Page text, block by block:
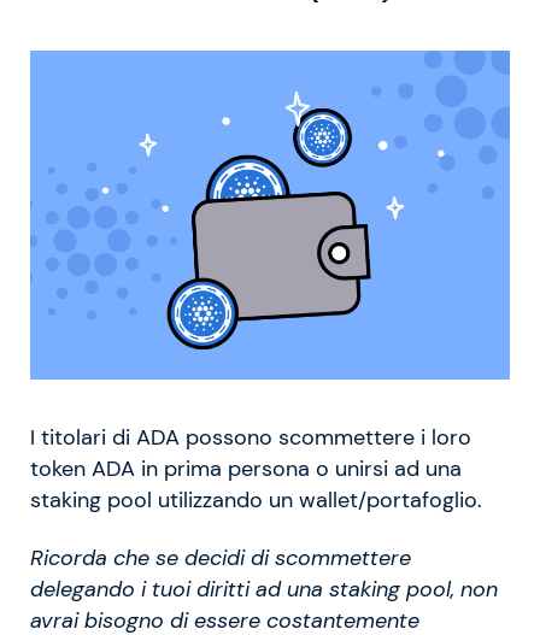
I titolari di ADA possono scommettere i loro
token ADA in prima persona o unirsi ad una
staking pool utilizzando un wallet/portafoglio.
Ricorda che se decidi di scommettere
delegando i tuoi diritti ad una staking pool, non
avrai bisogno di essere costantemente